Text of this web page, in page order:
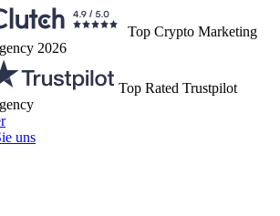
Top Crypto Marketing
2026
Top Rated Trustpilot
uns